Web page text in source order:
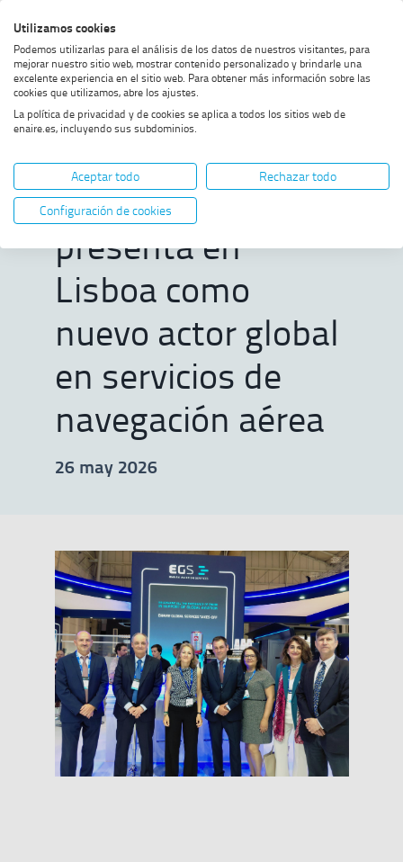
al
menú
al
contenido
al
footer
alto
contraste
Home MOSTRAR OPCIONES DEL CAMINO DE MIGAS
ENAIRE Global Services se
presenta en Lisboa como nuevo
actor global en servicios de
navegación aérea
ENAIRE Global
Services se
presenta en
Lisboa como
nuevo actor global
en servicios de
navegación aérea
26 may 2026
Utilizamos cookies
Podemos utilizarlas para el análisis de los datos de nuestros visitantes, para
mejorar nuestro sitio web, mostrar contenido personalizado y brindarle una
excelente experiencia en el sitio web. Para obtener más información sobre las
cookies que utilizamos, abre los ajustes.
La política de privacidad y de cookies se aplica a todos los sitios web de
enaire.es, incluyendo sus subdominios.
Aceptar todo
Rechazar todo
Configuración de cookies